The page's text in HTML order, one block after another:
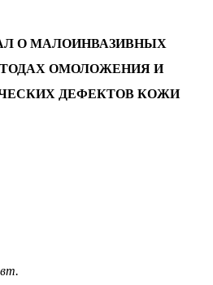
О МАЛОИНВАЗИВНЫХ
ОМОЛОЖЕНИЯ И
ДЕФЕКТОВ КОЖИ